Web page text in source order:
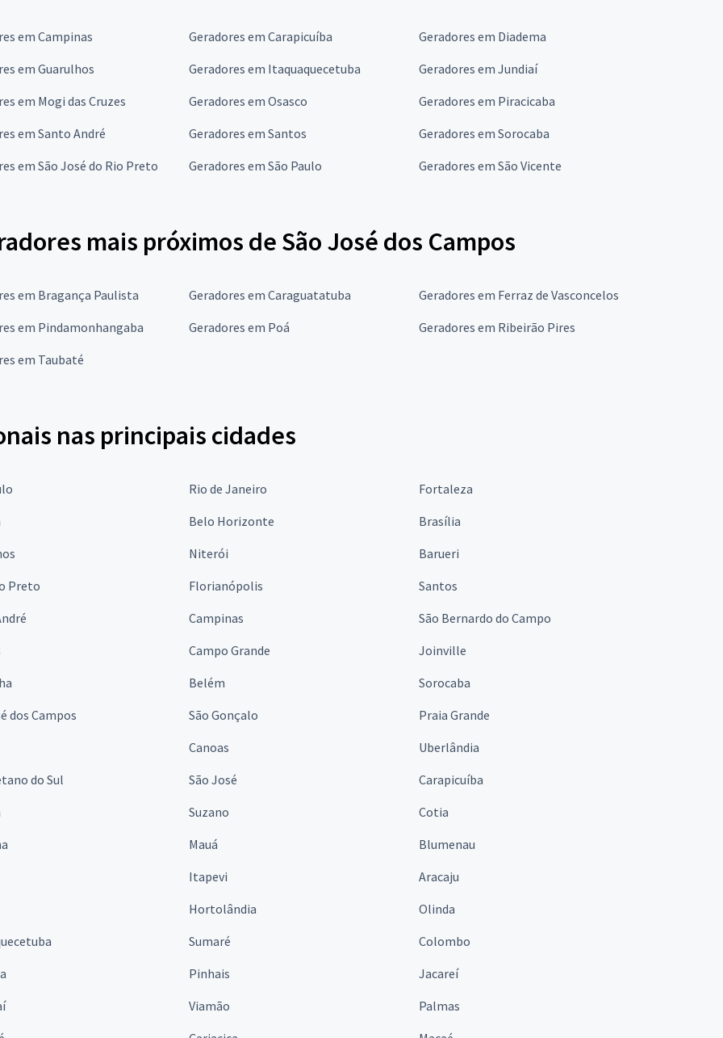
em Campinas Geradores em Carapicuíba
Geradores em Diadema
em Guarulhos Geradores em Itaquaquecetuba
Geradores em Jundiaí
em Mogi das Cruzes Geradores em Osasco
Geradores em Piracicaba
em Santo André Geradores em Santos
Geradores em Sorocaba
em São José do Rio Preto Geradores em São Paulo Geradores em São Vicente
mais próximos de São José dos Campos
em Bragança Paulista Geradores em Caraguatatuba
Geradores em Ferraz de Vasconcelos
em Pindamonhangaba Geradores em Poá
Geradores em Ribeirão Pires
em Taubaté
nas principais cidades
Rio de Janeiro
Fortaleza
Belo Horizonte
Brasília
Niterói
Barueri
Preto Florianópolis
Santos
Campinas
São Bernardo do Campo
Campo Grande
Joinville
Belém
Sorocaba
dos Campos São Gonçalo
Praia Grande
Canoas
Uberlândia
do Sul São José
Carapicuíba
Suzano
Cotia
Mauá
Blumenau
Itapevi
Aracaju
Hortolândia
Olinda
Sumaré
Colombo
Pinhais
Jacareí
Viamão
Palmas